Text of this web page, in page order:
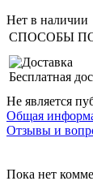
Нет в наличии
СПОСОБЫ
Бесплатная
Не является
Общая
Отзывы и
Пока нет